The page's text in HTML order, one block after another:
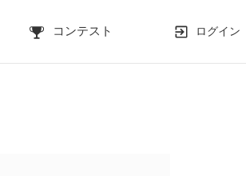
コンテスト ログイン